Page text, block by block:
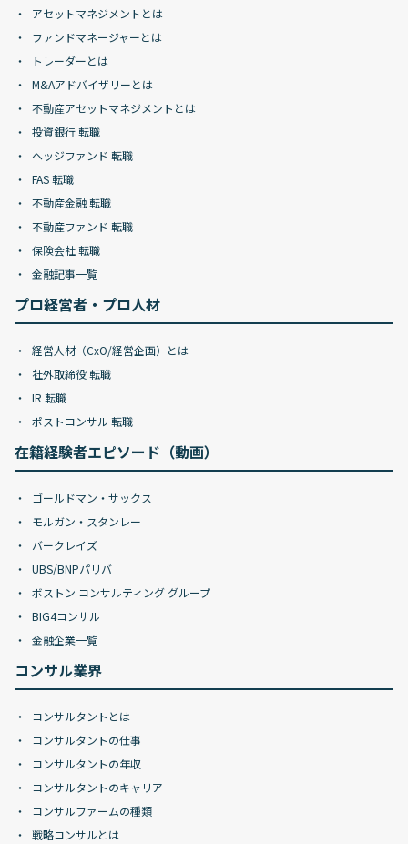
アセットマネジメントとは
ファンドマネージャーとは
トレーダーとは
M&Aアドバイザリーとは
不動産アセットマネジメントとは
投資銀行 転職
ヘッジファンド 転職
FAS 転職
不動産金融 転職
不動産ファンド 転職
保険会社 転職
金融記事一覧
プロ経営者・プロ人材
経営人材（CxO/経営企画）とは
社外取締役 転職
IR 転職
ポストコンサル 転職
在籍経験者エピソード（動画）
ゴールドマン・サックス
モルガン・スタンレー
バークレイズ
UBS/BNPパリバ
ボストン コンサルティング グループ
BIG4コンサル
金融企業一覧
コンサル業界
コンサルタントとは
コンサルタントの仕事
コンサルタントの年収
コンサルタントのキャリア
コンサルファームの種類
戦略コンサルとは